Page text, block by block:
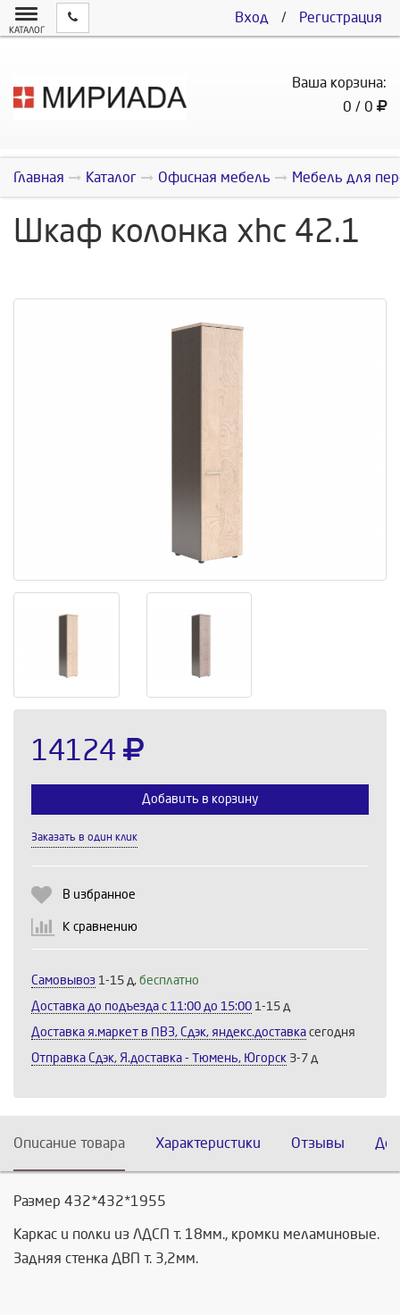
Вход / Регистрация
КАТАЛОГ
Ваша корзина:
0 / 0
Главная Каталог Офисная мебель Мебель для
Шкаф колонка xhc 42.1
14124
Добавить в корзину
Заказать в один клик
В избранное
К сравнению
Самовывоз 1-15 д, бесплатно
Доставка до подъезда c 11:00 до 15:00 1-15 д
Доставка я.маркет в ПВЗ, Сдэк, яндекс.доставка сегодня
Отправка Сдэк, Я.доставка - Тюмень, Югорск 3-7 д
Описание товара Характеристики Отзывы
Размер 432*432*1955
Каркас и полки из ЛДСП т. 18мм., кромки меламиновые.
Задняя стенка ДВП т. 3,2мм.